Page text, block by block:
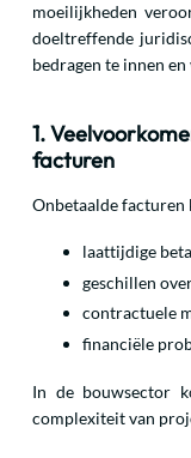
moeilijkheden
doeltreffende
bedragen te innen
1.
facturen
Onbetaalde
laattijdige
geschillen
contractuele
financiële
In de bouwsector
complexiteit van